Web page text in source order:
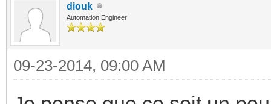
diouk
Automation Engineer
09-23-2014, 09:00 AM